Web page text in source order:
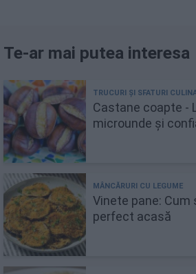
Te-ar mai putea interesa
Castane coapte -
microunde și
Vinete pane:
perfect acasă